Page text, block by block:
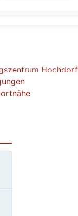
Hochdorf